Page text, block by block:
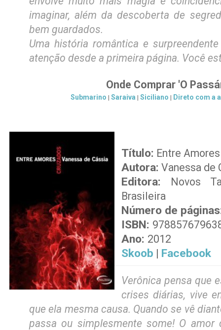
imaginar, além da descoberta de
bem guardados.
Uma história romântica e
atenção desde a primeira página. Você
Onde Comprar 'O
Submarino | Saraiva | Siciliano | Direto com a
Título: Entre
Autora: Vanessa de
Editora: Novos
Brasileira
Número de
ISBN:
Ano: 2012
Skoob | Facebook
Verônica pensa que
crises diárias, vive
que ela mesma causa. Quando se vê
passa ou simplesmente some! O amor